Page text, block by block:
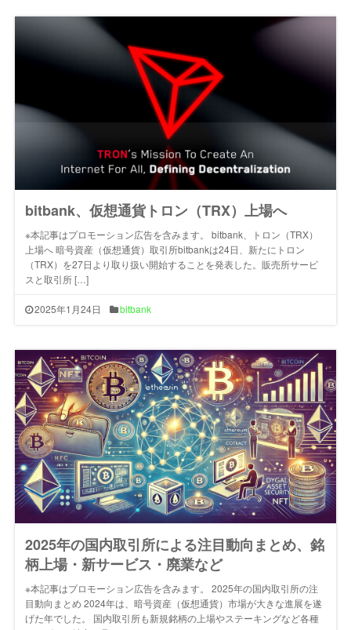
bitbank、仮想通貨トロン（TRX）上場へ
※本記事はプロモーション広告を含みます。 bitbank、トロン（TRX）
上場へ 暗号資産（仮想通貨）取引所bitbankは24日、新たにトロン
（TRX）を27日より取り扱い開始することを発表した。販売所サービ
スと取引所 […]
2025年1月24日 bitbank
2025年の国内取引所による注目動向まとめ、銘
柄上場・新サービス・廃業など
※本記事はプロモーション広告を含みます。 2025年の国内取引所の注
目動向まとめ 2024年は、暗号資産（仮想通貨）市場が大きな進展を遂
げた年でした。 国内取引所も新規銘柄の上場やステーキングなど各種